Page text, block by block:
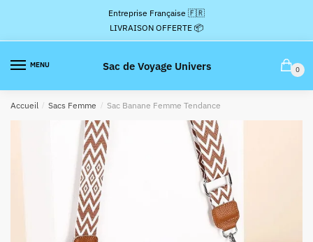
la
navigation
contenu
Entreprise Française 🇫🇷
LIVRAISON OFFERTE 📦
MENU Sac de Voyage Univers 0
Accueil / Sacs Femme / Sac Banane Femme Tendance